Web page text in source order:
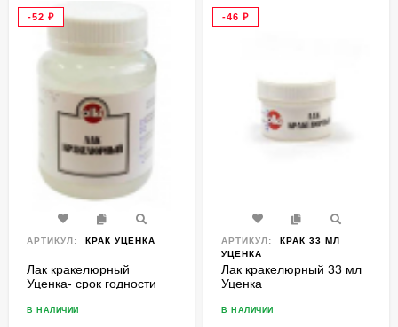
-52 ₽
АРТИКУЛ: КРАК УЦЕНКА
Лак кракелюрный
Уценка- срок годности
В НАЛИЧИИ
-46 ₽
АРТИКУЛ:
КРАК 33 МЛ
УЦЕНКА
Лак кракелюрный 33 мл
Уценка
В НАЛИЧИИ